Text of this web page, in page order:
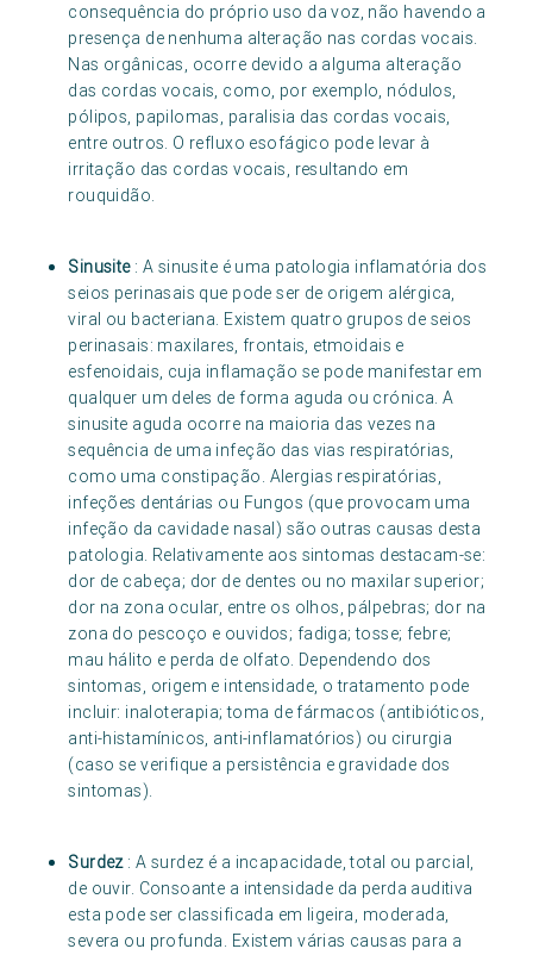
consequência do próprio uso da voz, não havendo a
presença de nenhuma alteração nas cordas vocais.
Nas orgânicas, ocorre devido a alguma alteração
das cordas vocais, como, por exemplo, nódulos,
pólipos, papilomas, paralisia das cordas vocais,
entre outros. O refluxo esofágico pode levar à
irritação das cordas vocais, resultando em
rouquidão.
Sinusite: A sinusite é uma patologia inflamatória dos
seios perinasais que pode ser de origem alérgica,
viral ou bacteriana. Existem quatro grupos de seios
perinasais: maxilares, frontais, etmoidais e
esfenoidais, cuja inflamação se pode manifestar em
qualquer um deles de forma aguda ou crónica. A
sinusite aguda ocorre na maioria das vezes na
sequência de uma infeção das vias respiratórias,
como uma constipação. Alergias respiratórias,
infeções dentárias ou Fungos (que provocam uma
infeção da cavidade nasal) são outras causas desta
patologia. Relativamente aos sintomas destacam-se:
dor de cabeça; dor de dentes ou no maxilar superior;
dor na zona ocular, entre os olhos, pálpebras; dor na
zona do pescoço e ouvidos; fadiga; tosse; febre;
mau hálito e perda de olfato. Dependendo dos
sintomas, origem e intensidade, o tratamento pode
incluir: inaloterapia; toma de fármacos (antibióticos,
anti-histamínicos, anti-inflamatórios) ou cirurgia
(caso se verifique a persistência e gravidade dos
sintomas).
Surdez: A surdez é a incapacidade, total ou parcial,
de ouvir. Consoante a intensidade da perda auditiva
esta pode ser classificada em ligeira, moderada,
severa ou profunda. Existem várias causas para a